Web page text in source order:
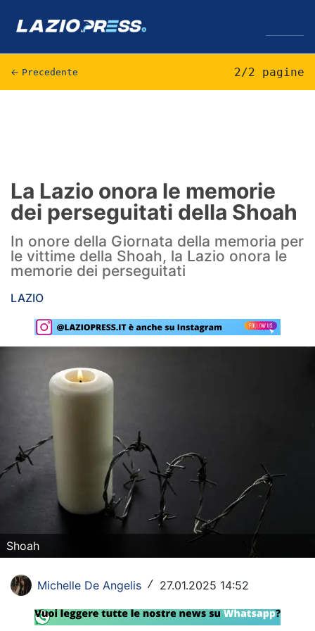
Formello
Infortuni
Primavera
Calciomercato
Lazio Women
Rassegna Lazio
Champions League
Europa League
Formula 1
Tennis
Vela
← Precedente 2/2 pagine
La Lazio onora le memorie
dei perseguitati della Shoah
In onore della Giornata della memoria per
le vittime della Shoah, la Lazio onora le
memorie dei perseguitati
LAZIO
Shoah
Michelle De Angelis / 27.01.2025 14:52